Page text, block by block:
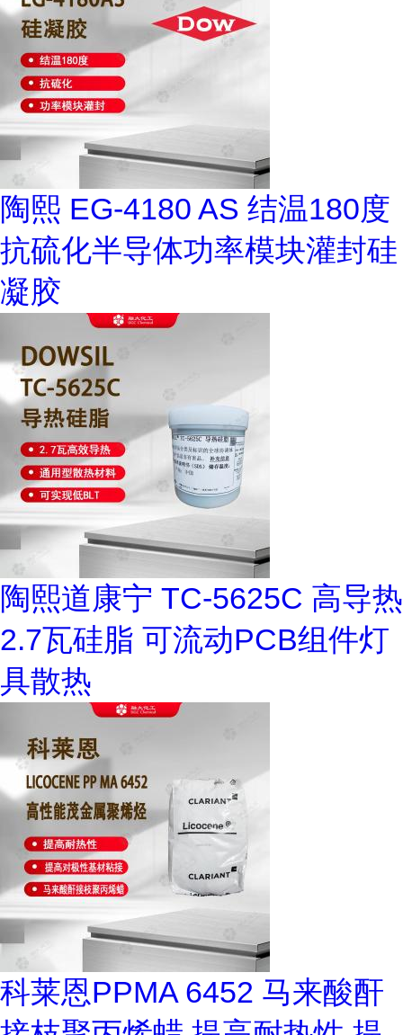
陶熙 EG-4180 AS 结温180度
抗硫化半导体功率模块灌封硅
凝胶
陶熙道康宁 TC-5625C 高导热
2.7瓦硅脂 可流动PCB组件灯
具散热
科莱恩PPMA 6452 马来酸酐